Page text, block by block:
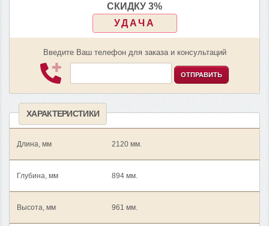
СКИДКУ 3%
УДАЧА
Введите Ваш телефон для заказа и консультаций
ОТПРАВИТЬ
ХАРАКТЕРИСТИКИ
Длина, мм 2120 мм.
Глубина, мм 894 мм.
Высота, мм 961 мм.